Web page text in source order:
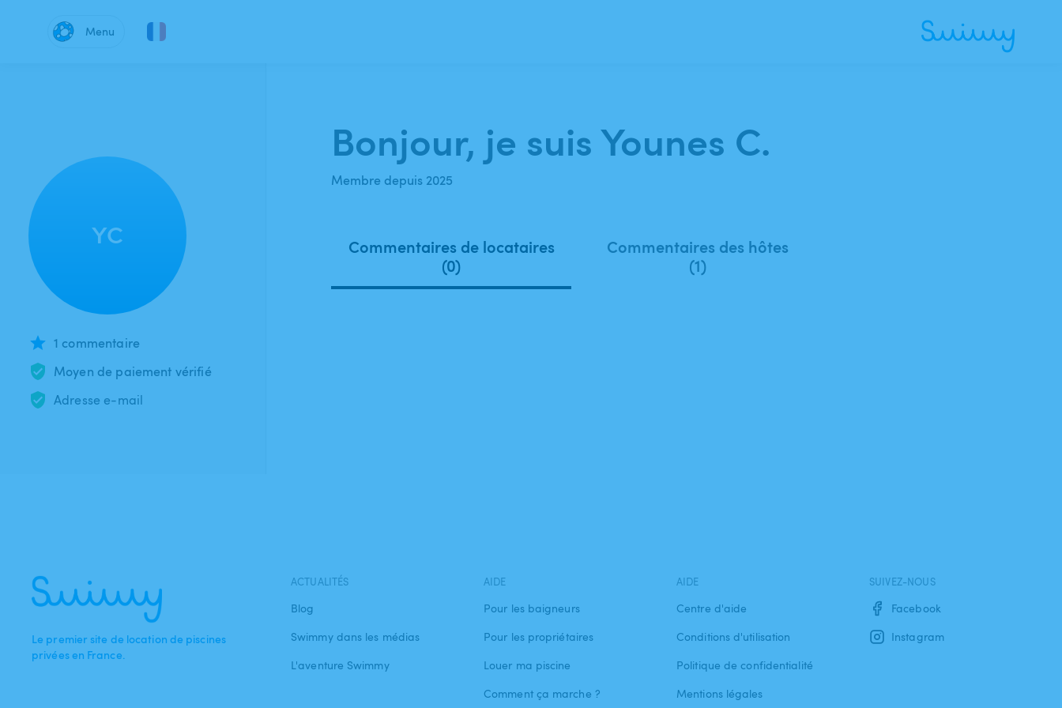
Menu
YC
1 commentaire
Moyen de paiement vérifié
Adresse e-mail
Bonjour, je suis Younes C.
Membre depuis 2025
Commentaires de locataires
(0)
Commentaires des hôtes
(1)
Le premier site de location de piscines
privées en France.
ACTUALITÉS
Blog
Swimmy dans les médias
L'aventure Swimmy
AIDE
Pour les baigneurs
Pour les propriétaires
Louer ma piscine
Comment ça marche ?
AIDE
Centre d'aide
Conditions d'utilisation
Politique de confidentialité
Mentions légales
SUIVEZ-NOUS
Facebook
Instagram